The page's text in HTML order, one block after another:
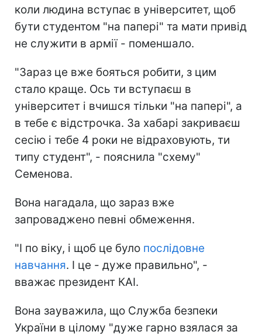
коли людина вступає в університет, щоб
бути студентом "на папері" та мати привід
не служити в армії - поменшало.
"Зараз це вже бояться робити, з цим
стало краще. Ось ти вступаєш в
університет і вчишся тільки "на папері", а
в тебе є відстрочка. За хабарі закриваєш
сесію і тебе 4 роки не відраховують, ти
типу студент", - пояснила "схему"
Семенова.
Вона нагадала, що зараз вже
запроваджено певні обмеження.
"І по віку, і щоб це було послідовне
навчання. І це - дуже правильно", -
вважає президент КАІ.
Вона зауважила, що Служба безпеки
України в цілому "дуже гарно взялася за